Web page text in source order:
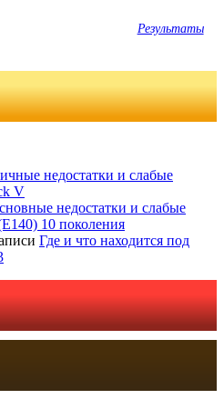
Результаты
недостатки и слабые
V
недостатки и слабые
10 поколения
Где и что находится под